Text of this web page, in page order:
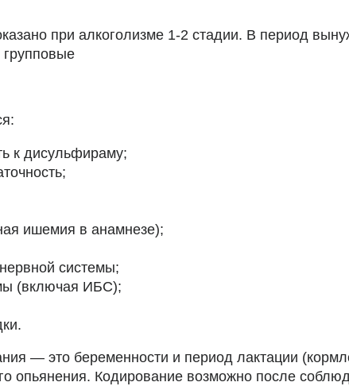
при алкоголизме 1-2 стадии. В период
к дисульфираму;
ишемия в анамнезе);
системы;
(включая ИБС);
— это беременности и период лактации
опьянения. Кодирование возможно после